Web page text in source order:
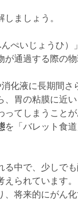
ましょう。
ぺいじょうひ）
通過する際の
化液に長期間さ
胃の粘膜に近い
ってしまうこと
を「バレット食道
る中で、少しで
られています
、将来的にがん